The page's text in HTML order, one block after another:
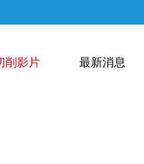
削影片 最新消息